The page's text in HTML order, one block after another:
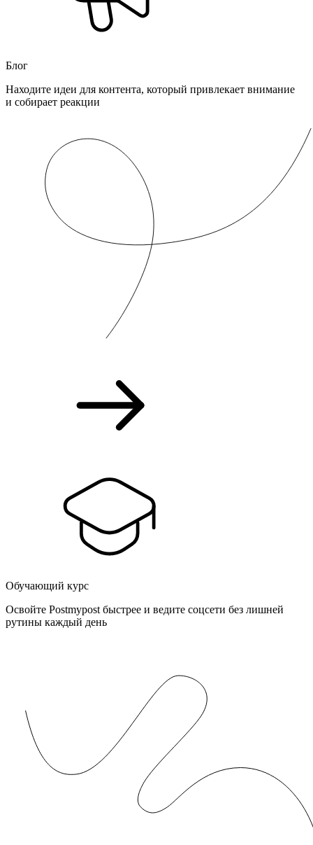
Блог
Находите идеи для контента, который привлекает внимание
и собирает реакции
Обучающий курс
Освойте Postmypost быстрее и ведите соцсети без лишней
рутины каждый день